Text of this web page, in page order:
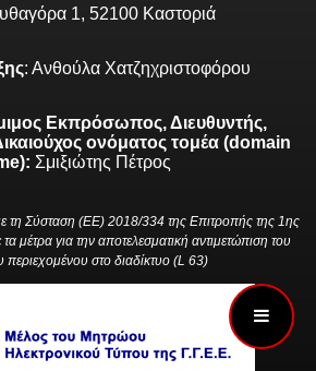
1, 52100 Καστοριά
: Ανθούλα Χατζηχριστοφόρου
Εκπρόσωπος, Διευθυντής,
ονόματος τομέα (domain
Σμιξιώτης Πέτρος
Σύσταση (ΕΕ) 2018/334 της Επιτροπής της 1ης
μέτρα για την αποτελεσματική αντιμετώπιση του
στο διαδίκτυο (L 63)